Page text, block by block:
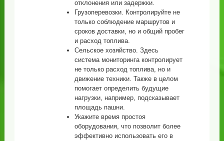
отклонения или задержки.
Грузоперевозки. Контролируйте не
только соблюдение маршрутов и
сроков доставки, но и общий пробег
и расход топлива.
Сельское хозяйство. Здесь
система мониторинга контролирует
не только расход топлива, но и
движение техники. Также в целом
помогает определить будущие
нагрузки, например, подсказывает
площадь пашни.
Укажите время простоя
оборудования, что позволит более
эффективно использовать его в